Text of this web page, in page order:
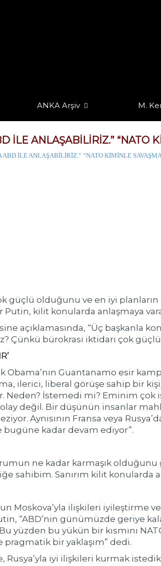
ANKA Arşiv M.
İLE ANLAŞABİLİRİZ.” “NATO
İLE ANLAŞABİLİRİZ.” “NATO KİMİNLE
güçlü olduğunu ve en iyi
Putin, kilit konularda anlaşmaya
açıklamasında, “Üç başkanla
Çünkü bürokrasi iktidarı çok
Obama’nın Guantanamo esir
ilerici, liberal görüşe sahip bir
Neden? İstemedi mi? Eminim
değil. Bir düşünün insanlar
Aynısının Fransa veya
bugüne kadar devam ediyor”.
ne kadar karmaşık
sahibim. Sanırım kilit konularda
Moskova’yla ilişkileri iyileştirme
“ABD’nin günümüzde geriye
yüzden bu yükün bir kısmını
pragmatik bir yaklaşım” dedi.
Rusya’yla iyi ilişkileri kurmak